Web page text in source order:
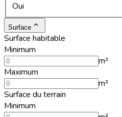
Oui
Surface
Surface habitable
Minimum
m²
Maximum
m²
Surface du terrain
Minimum